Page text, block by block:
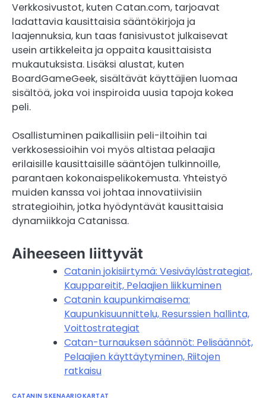
Verkkosivustot, kuten Catan.com, tarjoavat
ladattavia kausittaisia sääntökirjoja ja
laajennuksia, kun taas fanisivustot julkaisevat
usein artikkeleita ja oppaita kausittaisista
mukautuksista. Lisäksi alustat, kuten
BoardGameGeek, sisältävät käyttäjien luomaa
sisältöä, joka voi inspiroida uusia tapoja kokea
peli.
Osallistuminen paikallisiin peli-iltoihin tai
verkkosessioihin voi myös altistaa pelaajia
erilaisille kausittaisille sääntöjen tulkinnoille,
parantaen kokonaispelikokemusta. Yhteistyö
muiden kanssa voi johtaa innovatiivisiin
strategioihin, jotka hyödyntävät kausittaisia
dynamiikkoja Catanissa.
Aiheeseen liittyvät
Catanin jokisiirtymä: Vesiväylästrategiat,
Kauppareitit, Pelaajien liikkuminen
Catanin kaupunkimaisema:
Kaupunkisuunnittelu, Resurssien hallinta,
Voittostrategiat
Catan-turnauksen säännöt: Pelisäännöt,
Pelaajien käyttäytyminen, Riitojen
ratkaisu
CATANIN SKENAARIOKARTAT